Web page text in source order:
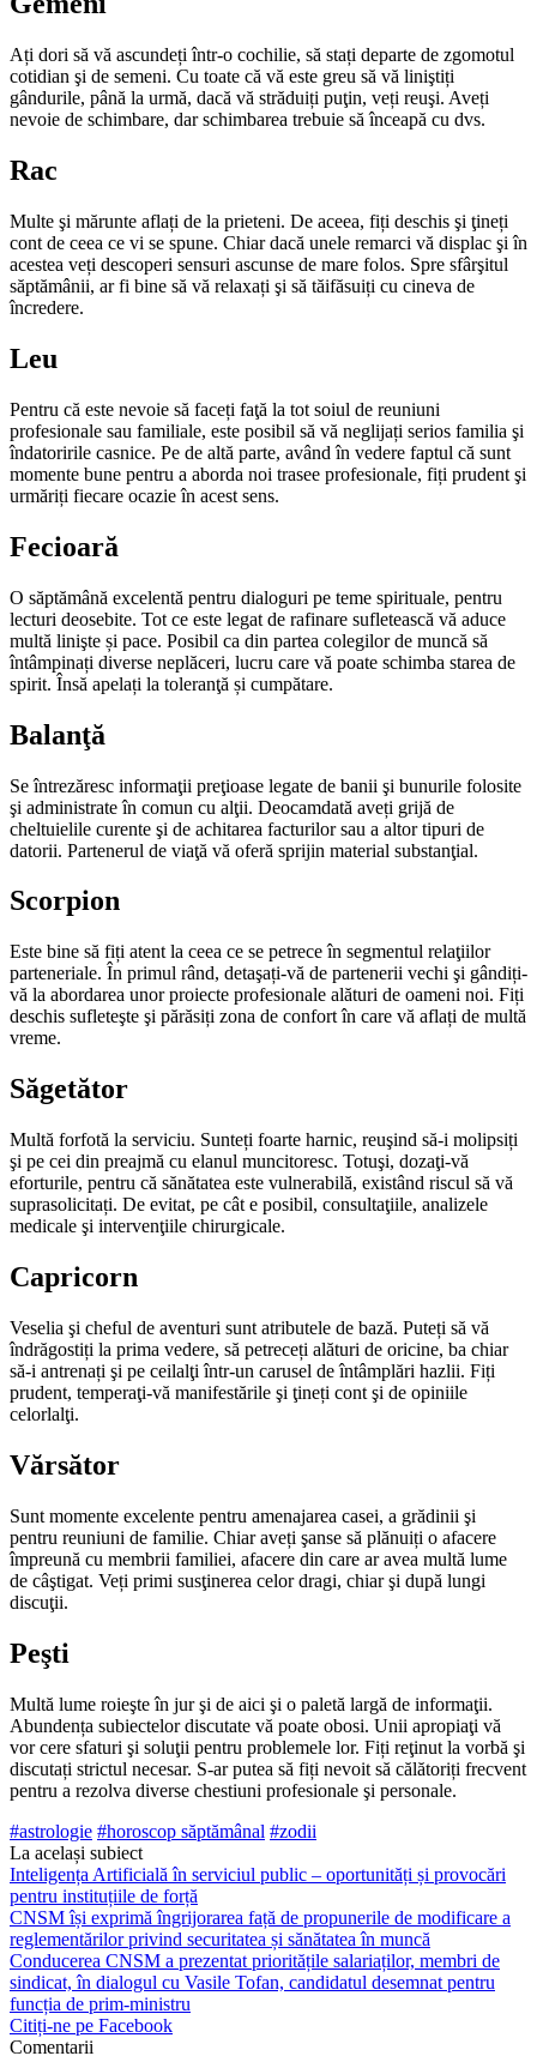
Ați dori să vă ascundeți într-o cochilie, să stați departe de zgomotul
cotidian şi de semeni. Cu toate că vă este greu să vă liniştiți
gândurile, până la urmă, dacă vă străduiți puţin, veți reuşi. Aveți
nevoie de schimbare, dar schimbarea trebuie să înceapă cu dvs.
Rac
Multe şi mărunte aflați de la prieteni. De aceea, fiți deschis şi ţineți
cont de ceea ce vi se spune. Chiar dacă unele remarci vă displac şi în
acestea veți descoperi sensuri ascunse de mare folos. Spre sfârşitul
săptămânii, ar fi bine să vă relaxați şi să tăifăsuiți cu cineva de
încredere.
Leu
Pentru că este nevoie să faceți faţă la tot soiul de reuniuni
profesionale sau familiale, este posibil să vă neglijați seri­os familia şi
îndatoririle casnice. Pe de altă parte, având în vedere faptul că sunt
momente bune pentru a aborda noi trasee profesionale, fiți prudent şi
urmăriți fiecare ocazie în acest sens.
Fecioară
O săptămână excelentă pentru dialoguri pe teme spirituale, pentru
lecturi deosebite. Tot ce este legat de rafinare sufle­tească vă aduce
multă linişte și pace. Posibil ca din partea colegilor de muncă să
întâmpinați diverse neplăceri, lucru care vă poate schimba starea de
spirit. Însă apelați la tole­ranţă și cumpătare.
Balanţă
Se întrezăresc informaţii preţioase legate de banii şi bunurile folosite
şi administrate în comun cu alţii. Deocamdată aveți grijă de
cheltuielile curente şi de achitarea facturilor sau a altor tipuri de
datorii. Partenerul de viaţă vă oferă sprijin ma­terial substanţial.
Scorpion
Este bine să fiți atent la ceea ce se petrece în segmentul re­laţiilor
parteneriale. În primul rând, detaşați-vă de partenerii vechi şi gândiți-
vă la abordarea unor proiecte profesionale alături de oameni noi. Fiți
deschis sufleteşte şi părăsiți zona de confort în care vă aflați de multă
vreme.
Săgetător
Multă forfotă la serviciu. Sunteți foarte harnic, reuşind să-i molipsiți
şi pe cei din preajmă cu elanul muncitoresc. Totuşi, dozaţi-vă
eforturile, pentru că sănătatea este vulnerabilă, existând riscul să vă
suprasolicitați. De evitat, pe cât e posibil, consultaţiile, analizele
medicale şi intervenţiile chirurgicale.
Capricorn
Veselia şi cheful de aventuri sunt atributele de bază. Puteți să vă
îndrăgostiți la prima vedere, să petreceți alături de ori­cine, ba chiar
să-i antrenați şi pe ceilalţi într-un carusel de întâmplări hazlii. Fiți
prudent, temperaţi-vă manifestările şi ţineți cont şi de opiniile
celorlalţi.
Vărsător
Sunt momente excelente pentru amenajarea casei, a grădinii şi
pentru reuniuni de familie. Chiar aveți şanse să plănuiți o afacere
împreună cu membrii familiei, afacere din care ar avea multă lume
de câştigat. Veți primi susţinerea celor dragi, chiar şi după lungi
discuţii.
Peşti
Multă lume roieşte în jur şi de aici şi o paletă largă de infor­maţii.
Abundența subiectelor discutate vă poate obosi. Unii apropiaţi vă
vor cere sfaturi şi soluţii pentru problemele lor. Fiți reţinut la vorbă şi
discutați strictul necesar. S-ar putea să fiți nevoit să călătoriți frecvent
pentru a rezolva diverse chestiuni profesionale şi personale.
#astrologie #horoscop săptămânal #zodii
La același subiect
Inteligența Artificială în serviciul public – oportunități și provocări
pentru instituțiile de forță
CNSM își exprimă îngrijorarea față de propunerile de modificare a
reglementărilor privind securitatea și sănătatea în muncă
Conducerea CNSM a prezentat prioritățile salariaților, membri de
sindicat, în dialogul cu Vasile Tofan, candidatul desemnat pentru
funcția de prim-ministru
Citiți-ne pe Facebook
Comentarii